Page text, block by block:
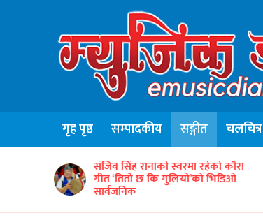
गृह पृष्ठ सम्पादकीय सङ्गीत चलचित्र
संजिव सिंह रानाको स्वरमा रहेको कौरा
गीत ‘तितो छ कि गुलियो’को भिडिओ
सार्वजनिक